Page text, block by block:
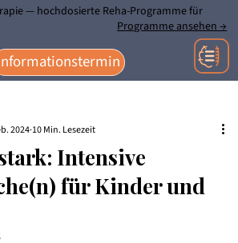
— hochdosierte Reha-Programme für
Programme ansehen →
Intensive
für Kinder und
2024 10 Min. Lesezeit